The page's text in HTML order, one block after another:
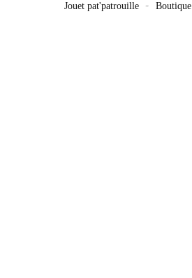
Jouet pat'patrouille » Boutique